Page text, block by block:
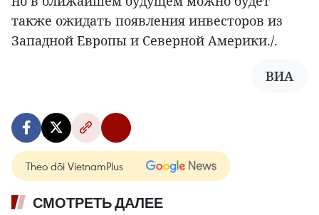
также ожидать появления инвесторов из
Западной Европы и Северной Америки./.
ВИА
Theo dõi VietnamPlus
СМОТРЕТЬ ДАЛЕЕ